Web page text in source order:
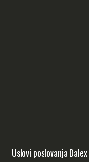
Uslovi poslovanja